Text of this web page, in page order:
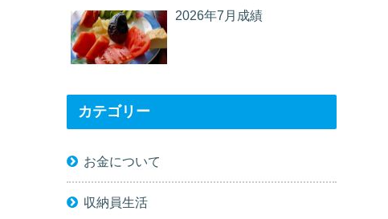
2026年7月成績
カテゴリー
お金について
収納員生活